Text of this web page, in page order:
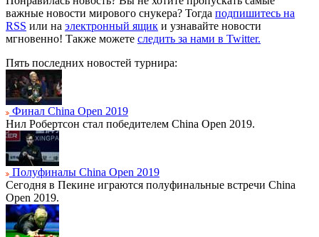
важные новости мирового снукера? Тогда подпишитесь на
RSS или на электронный ящик и узнавайте новости
мгновенно! Также можете следить за нами в Twitter.
Пять последних новостей турнира:
Финал China Open 2019
Нил Робертсон стал победителем China Open 2019.
Полуфиналы China Open 2019
Сегодня в Пекине играются полуфинальные встречи China
Open 2019.